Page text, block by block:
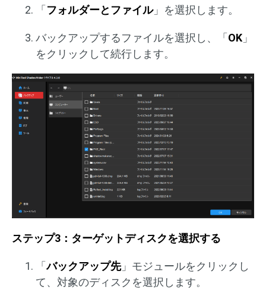
「 フォルダーとファイル」を選択します。
バックアップするファイルを選択し、「 OK 」
をクリックして続行します。
ステップ3：ターゲットディスクを選択する
「バックアップ先」モジュールをクリックし
て、対象のディスクを選択します。